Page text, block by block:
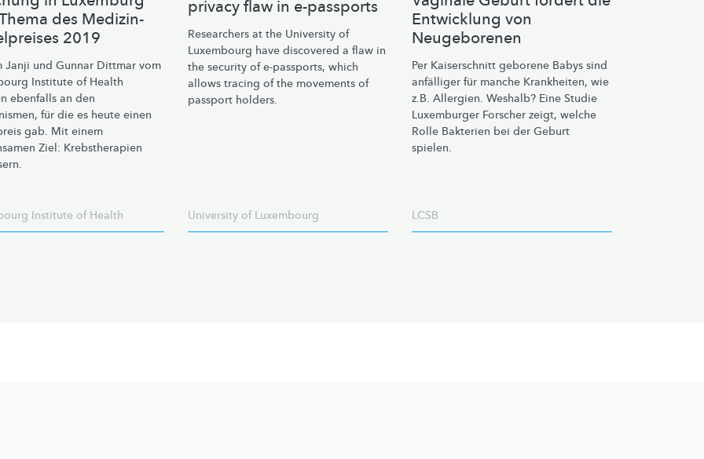
des Medizin-
2019
Janji und Gunnar Dittmar vom
Institute of Health
ebenfalls an den
für die es heute einen
gab. Mit einem
Ziel: Krebstherapien
Institute of Health
privacy flaw in e-passports
Researchers at the University of
Luxembourg have discovered a flaw in
the security of e-passports, which
allows tracing of the movements of
passport holders.
University of Luxembourg
Entwicklung von
Neugeborenen
Per Kaiserschnitt geborene Babys sind
anfälliger für manche Krankheiten, wie
z.B. Allergien. Weshalb? Eine Studie
Luxemburger Forscher zeigt, welche
Rolle Bakterien bei der Geburt
spielen.
LCSB